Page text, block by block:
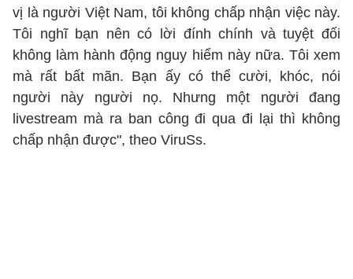
vị là người Việt Nam, tôi không chấp nhận việc này.
Tôi nghĩ bạn nên có lời đính chính và tuyệt đối
không làm hành động nguy hiểm này nữa. Tôi xem
mà rất bất mãn. Bạn ấy có thể cười, khóc, nói
người này người nọ. Nhưng một người đang
livestream mà ra ban công đi qua đi lại thì không
chấp nhận được", theo ViruSs.